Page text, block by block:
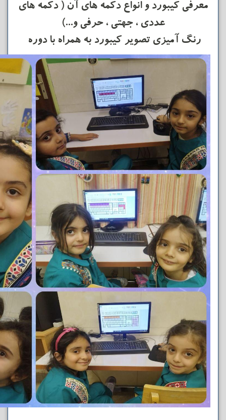
معرفی کیبورد و انواع دکمه های آن ( دکمه های
عددی ، جهتی ، حرفی و...)
رنگ آمیزی تصویر کیبورد به همراه با دوره